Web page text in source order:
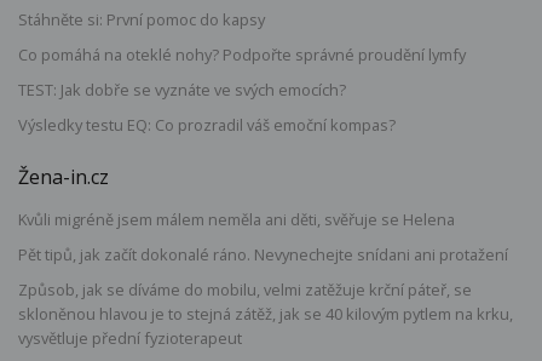
Stáhněte si: První pomoc do kapsy
Co pomáhá na oteklé nohy? Podpořte správné proudění lymfy
TEST: Jak dobře se vyznáte ve svých emocích?
Výsledky testu EQ: Co prozradil váš emoční kompas?
Žena-in.cz
Kvůli migréně jsem málem neměla ani děti, svěřuje se Helena
Pět tipů, jak začít dokonalé ráno. Nevynechejte snídani ani protažení
Způsob, jak se díváme do mobilu, velmi zatěžuje krční páteř, se
skloněnou hlavou je to stejná zátěž, jak se 40 kilovým pytlem na krku,
vysvětluje přední fyzioterapeut